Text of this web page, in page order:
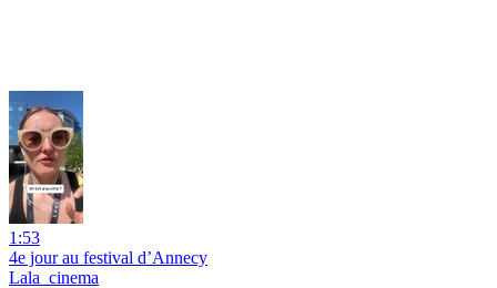
1:53
4e jour au festival d’Annecy
Lala_cinema